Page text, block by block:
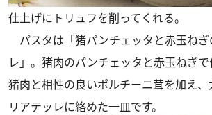
仕上げにトリュフを削ってくれる。
パスタは「猪パンチェッタと赤玉ねぎ
レ」。猪肉のパンチェッタと赤玉ねぎで
猪肉と相性の良いポルチーニ茸を加え
リアテッレに絡めた一皿です。